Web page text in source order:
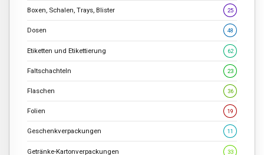
Boxen, Schalen, Trays, Blister 25
Dosen 48
Etiketten und Etikettierung 62
Faltschachteln 23
Flaschen 36
Folien 19
Geschenkverpackungen 11
Getränke-Kartonverpackungen 33